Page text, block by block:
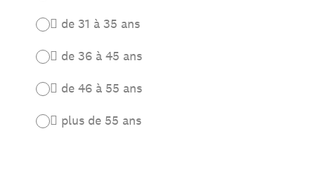
 de 31 à 35 ans
 de 36 à 45 ans
 de 46 à 55 ans
 plus de 55 ans